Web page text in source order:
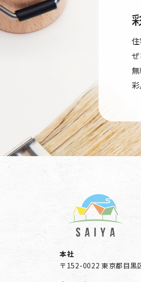
なお、当サイト
・https://
＜個人情報に関す
株式会社彩八
〒152-0022 東京
本社
〒152-0022 東京都目黒